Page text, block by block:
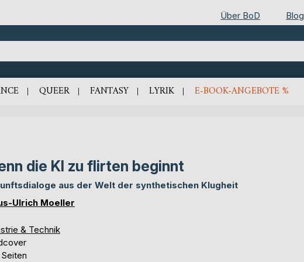
Über BoD Blog
QUEER FANTASY LYRIK E-BOOK-ANGEBOTE %
die KI zu flirten beginnt
aus der Welt der synthetischen Klugheit
Ulrich Moeller
& Technik